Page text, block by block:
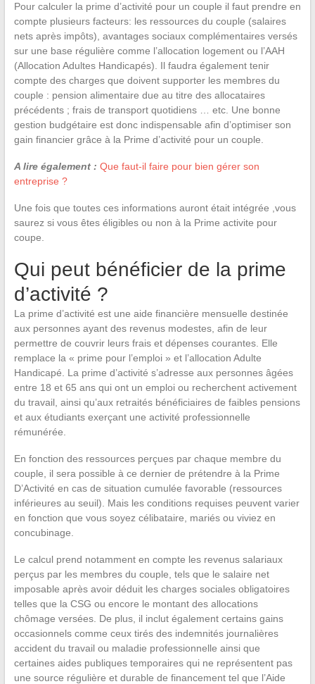
Pour calculer la prime d’activité pour un couple il faut prendre en
compte plusieurs facteurs: les ressources du couple (salaires
nets après impôts), avantages sociaux complémentaires versés
sur une base régulière comme l’allocation logement ou l’AAH
(Allocation Adultes Handicapés). Il faudra également tenir
compte des charges que doivent supporter les membres du
couple : pension alimentaire due au titre des allocataires
précédents ; frais de transport quotidiens … etc. Une bonne
gestion budgétaire est donc indispensable afin d’optimiser son
gain financier grâce à la Prime d’activité pour un couple.
A lire également : Que faut-il faire pour bien gérer son
entreprise ?
Une fois que toutes ces informations auront était intégrée ,vous
saurez si vous êtes éligibles ou non à la Prime activite pour
coupe.
Qui peut bénéficier de la prime
d’activité ?
La prime d’activité est une aide financière mensuelle destinée
aux personnes ayant des revenus modestes, afin de leur
permettre de couvrir leurs frais et dépenses courantes. Elle
remplace la « prime pour l’emploi » et l’allocation Adulte
Handicapé. La prime d’activité s’adresse aux personnes âgées
entre 18 et 65 ans qui ont un emploi ou recherchent activement
du travail, ainsi qu’aux retraités bénéficiaires de faibles pensions
et aux étudiants exerçant une activité professionnelle
rémunérée.
En fonction des ressources perçues par chaque membre du
couple, il sera possible à ce dernier de prétendre à la Prime
D’Activité en cas de situation cumulée favorable (ressources
inférieures au seuil). Mais les conditions requises peuvent varier
en fonction que vous soyez célibataire, mariés ou viviez en
concubinage.
Le calcul prend notamment en compte les revenus salariaux
perçus par les membres du couple, tels que le salaire net
imposable après avoir déduit les charges sociales obligatoires
telles que la CSG ou encore le montant des allocations
chômage versées. De plus, il inclut également certains gains
occasionnels comme ceux tirés des indemnités journalières
accident du travail ou maladie professionnelle ainsi que
certaines aides publiques temporaires qui ne représentent pas
une source régulière et durable de financement tel que l’Aide